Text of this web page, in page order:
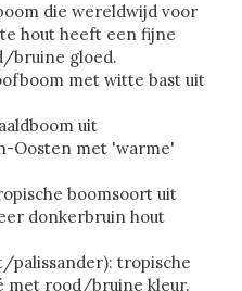
die wereldwijd voor
hout heeft een fijne
bruine gloed.
met witte bast uit
uit
Oosten met 'warme'
boomsoort uit
donkerbruin hout
palissander): tropische
met rood/bruine kleur.